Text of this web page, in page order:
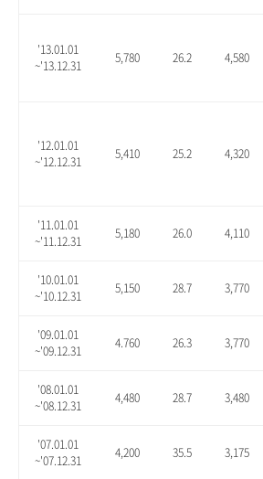
'13.01.01
~'13.12.31
5,780 26.2 4,580
'12.01.01
~'12.12.31
5,410 25.2 4,320
'11.01.01
~'11.12.31
5,180 26.0 4,110
'10.01.01
~'10.12.31
5,150 28.7 3,770
'09.01.01
~'09.12.31
4.760 26.3 3,770
'08.01.01
~'08.12.31
4,480 28.7 3,480
'07.01.01
~'07.12.31
4,200 35.5 3,175